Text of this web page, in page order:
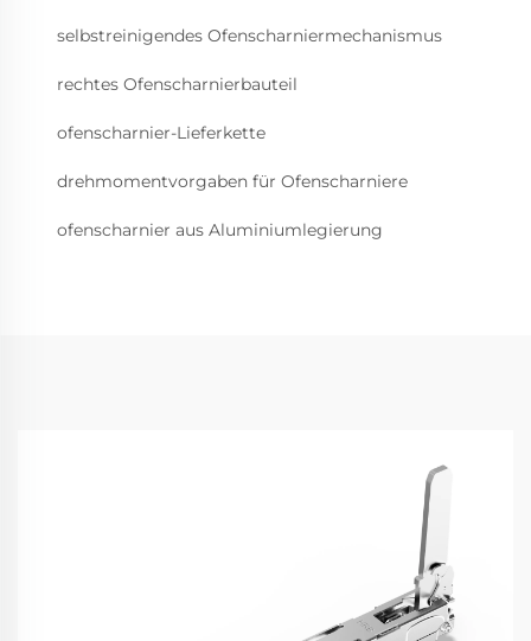
selbstreinigendes Ofenscharniermechanismus
rechtes Ofenscharnierbauteil
ofenscharnier-Lieferkette
drehmomentvorgaben für Ofenscharniere
ofenscharnier aus Aluminiumlegierung